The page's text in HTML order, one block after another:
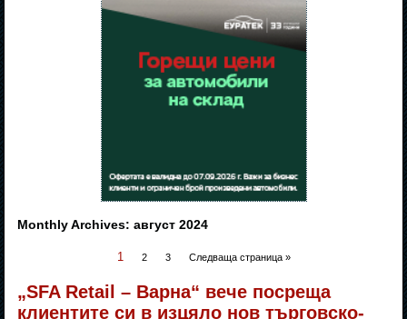
Monthly Archives:август 2024
1 2 3 Следваща страница »
„SFA Retail – Варна“ вече посреща
клиентите си в изцяло нов търговско-